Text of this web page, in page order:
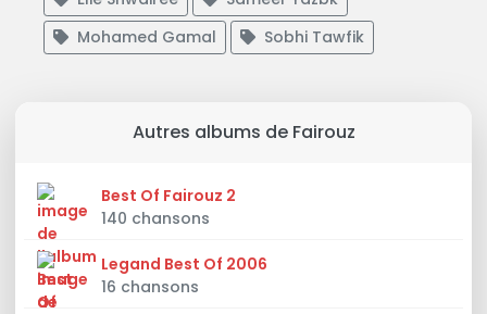
Mohamed Gamal
Sobhi Tawfik
Autres albums de Fairouz
Best Of Fairouz 2
140 chansons
Legand Best Of 2006
16 chansons